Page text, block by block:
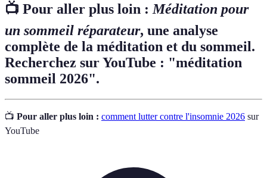
📺 Pour aller plus loin : Méditation pour
un sommeil réparateur, une analyse
complète de la méditation et du sommeil.
Recherchez sur YouTube : "méditation
sommeil 2026".
📺 Pour aller plus loin : comment lutter contre l'insomnie 2026 sur
YouTube